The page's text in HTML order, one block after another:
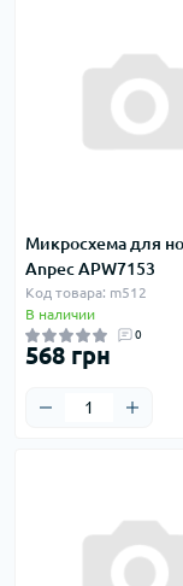
Микросхема для
Anpec APW7153
Код товара: m512
В наличии
0
568 грн